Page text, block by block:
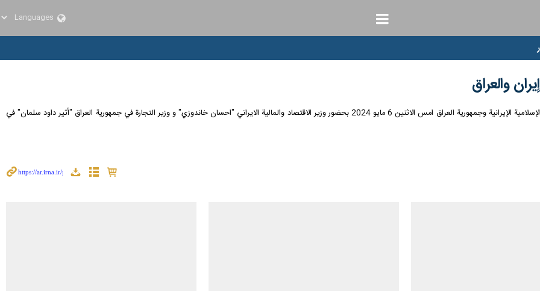
والعراق
طهران/ارنا- انعقد الاجتماع السادس للجنة التعاون الاقتصادي المشتركة بين الجمهورية الإسلامية الإيرانية وجمهورية العراق امس الاثنين 6 مايو 2024 بحضور وزير الاقتصاد والمالية الايراني "احسان خاندوزي" و وزير التجارة في جمهورية العراق "أثير داود سلمان" في